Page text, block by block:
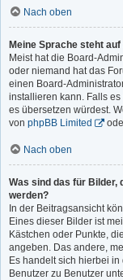
Nach oben
Meine Sprache steht
Meist hat die Board-
oder niemand hat das
einen Board-
installieren kann. Falls
es übersetzen würdest.
von phpBB Limited
Nach oben
Was sind das für Bilder,
werden?
In der Beitragsansicht
Eines dieser Bilder ist
Kästchen oder Punkte,
angeben. Das andere,
Es handelt sich hierbei
Benutzer zu Benutzer